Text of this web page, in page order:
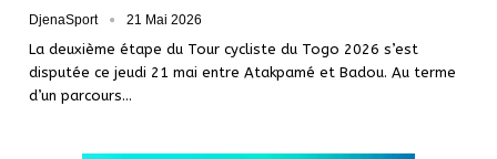
DjenaSport 21 Mai 2026
La deuxième étape du Tour cycliste du Togo 2026 s’est
disputée ce jeudi 21 mai entre Atakpamé et Badou. Au terme
d’un parcours…